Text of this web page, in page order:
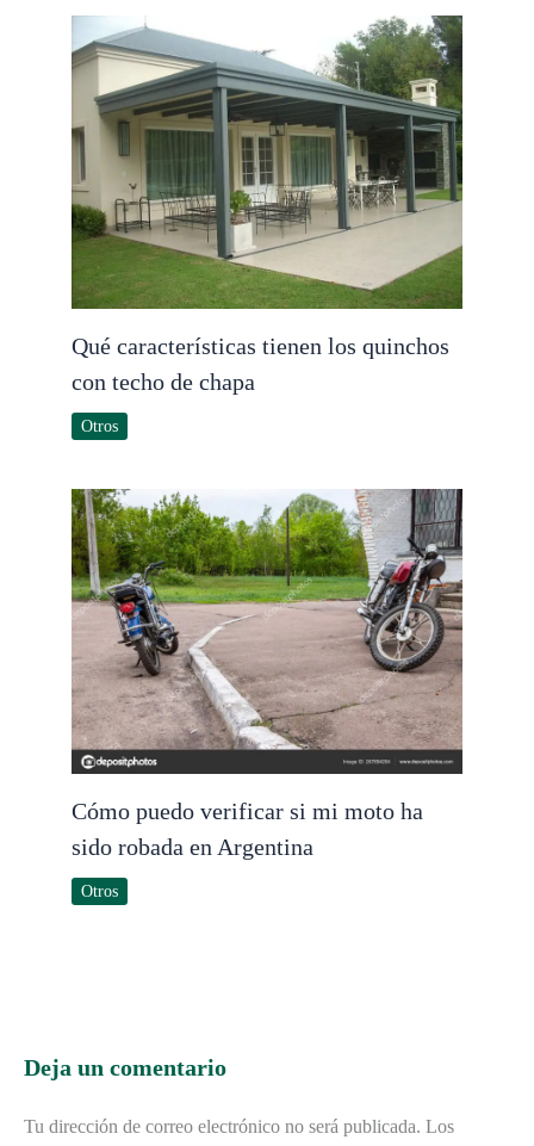
Qué características tienen los quinchos
con techo de chapa
Otros
Cómo puedo verificar si mi moto ha
sido robada en Argentina
Otros
Deja un comentario
Tu dirección de correo electrónico no será publicada. Los